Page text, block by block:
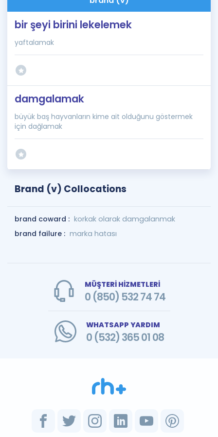
bir şeyi birini lekelemek
yaftalamak
damgalamak
büyük baş hayvanların kime ait olduğunu göstermek
için dağlamak
Brand (v) Collocations
brand coward : korkak olarak damgalanmak
brand failure : marka hatası
MÜŞTERİ HİZMETLERİ
0 (850) 532 74 74
WHATSAPP YARDIM
0 (532) 365 01 08